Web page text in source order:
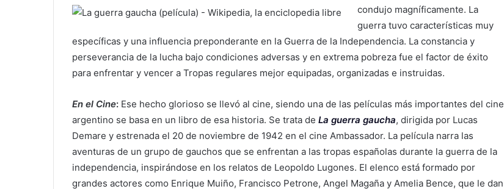
condujo magníficamente. La
guerra tuvo características muy
específicas y una influencia preponderante en la Guerra de la Independencia. La constancia y
perseverancia de la lucha bajo condiciones adversas y en extrema pobreza fue el factor de éxito
para enfrentar y vencer a Tropas regulares mejor equipadas, organizadas e instruidas.
En el Cine: Ese hecho glorioso se llevó al cine, siendo una de las películas más importantes del cine
argentino se basa en un libro de esa historia. Se trata de La guerra gaucha, dirigida por Lucas
Demare y estrenada el 20 de noviembre de 1942 en el cine Ambassador. La película narra las
aventuras de un grupo de gauchos que se enfrentan a las tropas españolas durante la guerra de la
independencia, inspirándose en los relatos de Leopoldo Lugones. El elenco está formado por
grandes actores como Enrique Muiño, Francisco Petrone, Angel Magaña y Amelia Bence, que le dan